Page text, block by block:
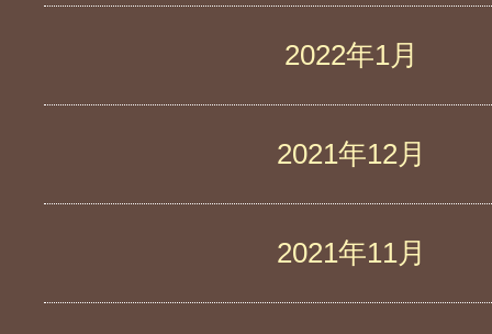
2022年1月
2021年12月
2021年11月